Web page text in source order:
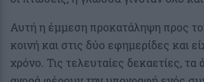
Αυτή η έμμεση προκατάληψη προς
κοινή και στις δύο εφημερίδες και
χρόνο. Τις τελευταίες δεκαετίες, τα